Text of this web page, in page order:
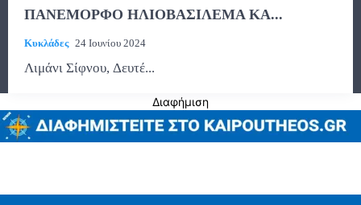
ΠΑΝΕΜΟΡΦΟ ΗΛΙΟΒΑΣΙΛΕΜΑ ΚΑ...
Κυκλάδες 24 Ιουνίου 2024
Λιμάνι Σίφνου, Δευτέ...
Διαφήμιση